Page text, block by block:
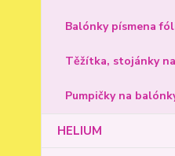
Balónky písmena
Těžítka, stojánky
Pumpičky na
HELIUM